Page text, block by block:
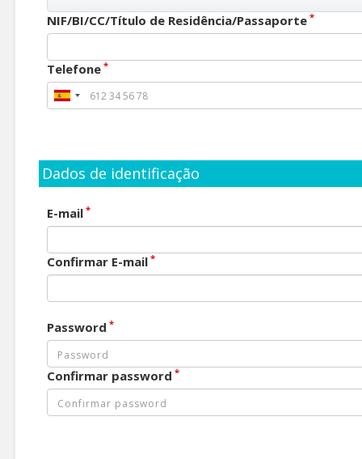
NIF/BI/CC/Título de Residência/Passaporte *
Telefone *
Dados de identificação
E-mail *
Confirmar E-mail *
Password *
Confirmar password *